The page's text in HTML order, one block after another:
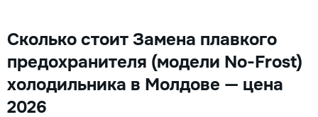
Сколько стоит Замена плавкого
предохранителя (модели No-Frost)
холодильника в Молдове — цена
2026